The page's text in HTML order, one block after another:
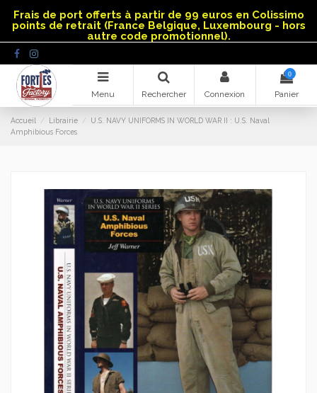
Frais de port offerts à partir de 99 euros en Colissimo
points de retrait (France Belgique, Luxembourg - hors
autre code promotionnel).
Menu Rechercher Connexion
0
Panier
Accueil Librairie
U.S. NAVY UNIFORMS IN WORLD WAR II : U.S. Naval
Amphibious Forces